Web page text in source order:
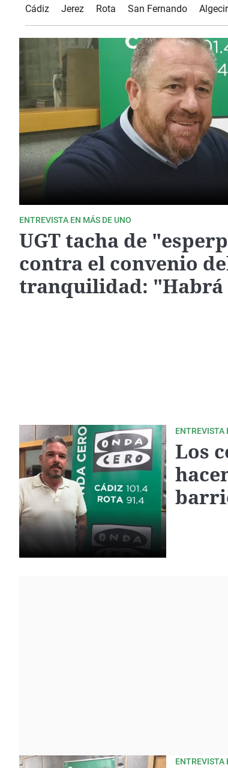
La rosa de los vientos
Gente viajera
Como el perro y el
Retornados
Equipo de
Operación Viuda
Negra
La
País
Cádiz Jerez Rota San Fernando
ENTREVISTA EN MÁS DE UNO
UGT tacha de
contra el convenio
tranquilidad: "Habrá
ENTREVISTA
Los
ENTREVISTA